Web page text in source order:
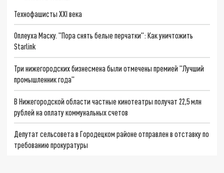
Технофашисты XXI века
Оплеуха Маску. "Пора снять белые перчатки": Как уничтожить
Starlink
Три нижегородских бизнесмена были отмечены премией "Лучший
промышленник года"
В Нижегородской области частные кинотеатры получат 22,5 млн
рублей на оплату коммунальных счетов
Депутат сельсовета в Городецком районе отправлен в отставку по
требованию прокуратуры